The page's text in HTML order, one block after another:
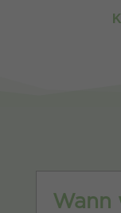
Wann